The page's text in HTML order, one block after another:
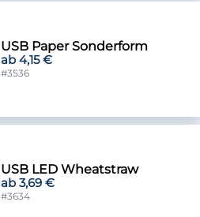
USB Paper Sonderform
ab 4,15 €
#3536
USB LED Wheatstraw
ab 3,69 €
#3634